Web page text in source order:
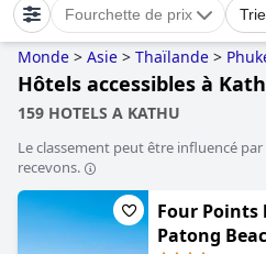
Fourchette de prix
Monde > Asie > Thaïlande >
Hôtels accessibles à
159 HOTELS A KATHU
Le classement peut être influencé
recevons.
Four Points
Patong